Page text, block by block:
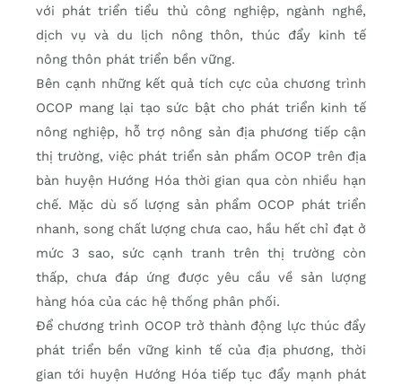
với phát triển tiểu thủ công nghiệp, ngành nghề,
dịch vụ và du lịch nông thôn, thúc đẩy kinh tế
nông thôn phát triển bền vững.
Bên cạnh những kết quả tích cực của chương trình
OCOP mang lại tạo sức bật cho phát triển kinh tế
nông nghiệp, hỗ trợ nông sản địa phương tiếp cận
thị trường, việc phát triển sản phẩm OCOP trên địa
bàn huyện Hướng Hóa thời gian qua còn nhiều hạn
chế. Mặc dù số lượng sản phẩm OCOP phát triển
nhanh, song chất lượng chưa cao, hầu hết chỉ đạt ở
mức 3 sao, sức cạnh tranh trên thị trường còn
thấp, chưa đáp ứng được yêu cầu về sản lượng
hàng hóa của các hệ thống phân phối.
Để chương trình OCOP trở thành động lực thúc đẩy
phát triển bền vững kinh tế của địa phương, thời
gian tới huyện Hướng Hóa tiếp tục đẩy mạnh phát